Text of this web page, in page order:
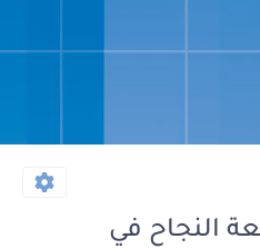
النجاح في